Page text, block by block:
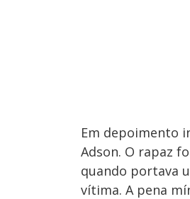
Em depoimento
Adson. O rapaz
quando portava
vítima. A pena